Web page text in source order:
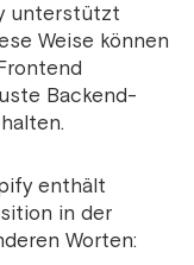
unterstützt
Weise können
Backend-
enthält
in der
Worten: